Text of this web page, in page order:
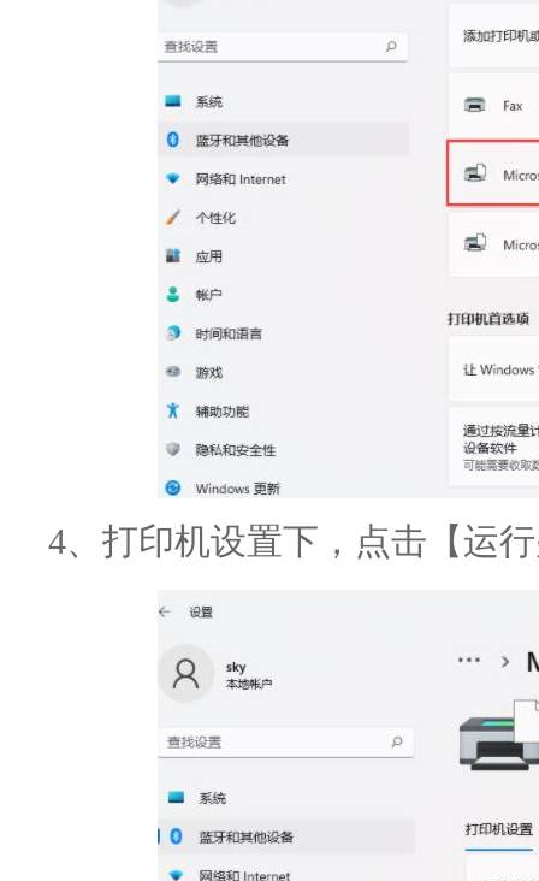
4、打印机设置下，点击【运